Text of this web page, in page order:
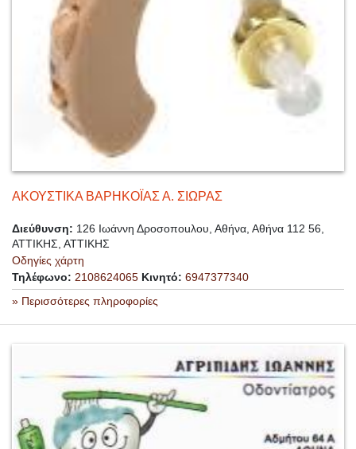
ΑΚΟΥΣΤΙΚΑ ΒΑΡΗΚΟΪΑΣ Α. ΣΙΩΡΑΣ
Διεύθυνση: 126 Ιωάννη Δροσοποuλου, Αθήνα, Αθήνα 112 56,
ΑΤΤΙΚΗΣ, ΑΤΤΙΚΗΣ
Οδηγίες χάρτη
Τηλέφωνο: 2108624065 Κινητό: 6947377340
» Περισσότερες πληροφορίες